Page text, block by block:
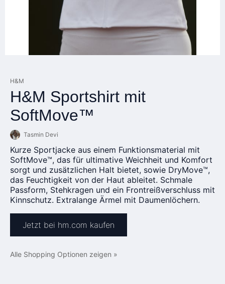
H&M
H&M Sportshirt mit
SoftMove™
Tasmin Devi
Kurze Sportjacke aus einem Funktionsmaterial mit
SoftMove™, das für ultimative Weichheit und Komfort
sorgt und zusätzlichen Halt bietet, sowie DryMove™,
das Feuchtigkeit von der Haut ableitet. Schmale
Passform, Stehkragen und ein Frontreißverschluss mit
Kinnschutz. Extralange Ärmel mit Daumenlöchern.
Jetzt bei hm.com kaufen
Alle Shopping Optionen zeigen »